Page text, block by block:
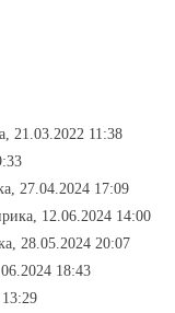
21.03.2022 11:38
27.04.2024 17:09
12.06.2024 14:00
28.05.2024 20:07
18:43